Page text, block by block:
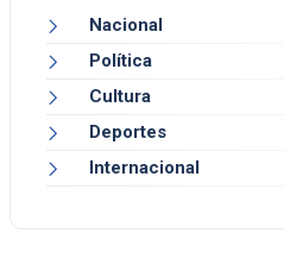
Nacional
Política
Cultura
Deportes
Internacional